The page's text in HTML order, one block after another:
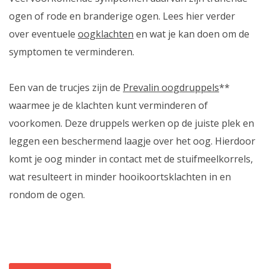
ogen of rode en branderige ogen. Lees hier verder
over eventuele oogklachten en wat je kan doen om de
symptomen te verminderen.
Een van de trucjes zijn de Prevalin oogdruppels**
waarmee je de klachten kunt verminderen of
voorkomen. Deze druppels werken op de juiste plek en
leggen een beschermend laagje over het oog. Hierdoor
komt je oog minder in contact met de stuifmeelkorrels,
wat resulteert in minder hooikoortsklachten in en
rondom de ogen.